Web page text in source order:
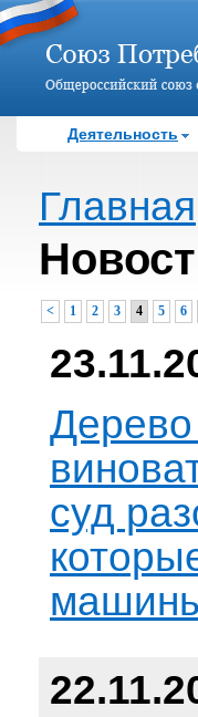
Деятельность
Главная
< 1 2 3 4 5 6
Дерево
суд